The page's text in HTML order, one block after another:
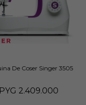
De Coser Singer 3505
PYG 2.409.000